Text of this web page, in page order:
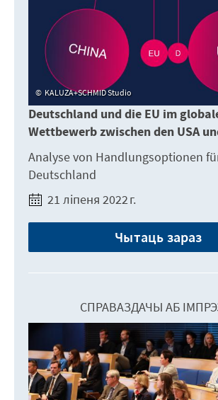
KALUZA+SCHMID Studio
Deutschland und die EU im
Wettbewerb zwischen den USA
Analyse von Handlungsoptionen
Deutschland
21 ліпеня 2022 г.
Чытаць зараз
СПРАВАЗДАЧЫ АБ